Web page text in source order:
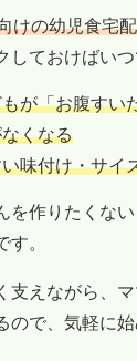
けの幼児食宅
しておけばい
が「お腹すい
くなる
味付け・サイ
を作りたくな
す。
支えながら、
ので、気軽に